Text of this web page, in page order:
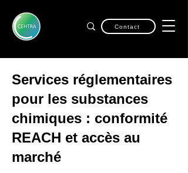
Contact
Services réglementaires
pour les substances
chimiques : conformité
REACH et accès au
marché